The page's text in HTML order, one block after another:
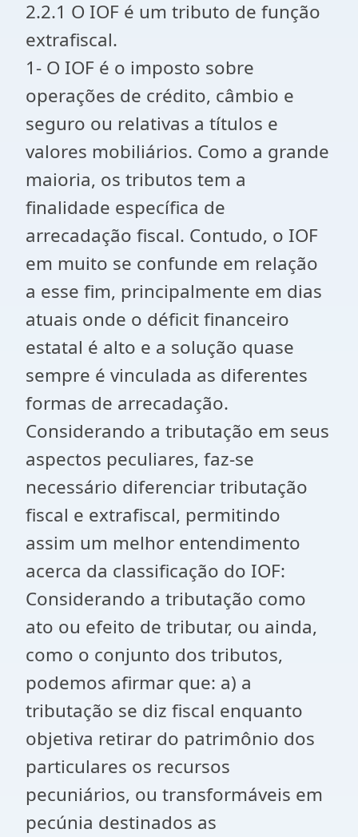
2.2.1 O IOF é um tributo de função
extrafiscal.
1- O IOF é o imposto sobre
operações de crédito, câmbio e
seguro ou relativas a títulos e
valores mobiliários. Como a grande
maioria, os tributos tem a
finalidade específica de
arrecadação fiscal. Contudo, o IOF
em muito se confunde em relação
a esse fim, principalmente em dias
atuais onde o déficit financeiro
estatal é alto e a solução quase
sempre é vinculada as diferentes
formas de arrecadação.
Considerando a tributação em seus
aspectos peculiares, faz-se
necessário diferenciar tributação
fiscal e extrafiscal, permitindo
assim um melhor entendimento
acerca da classificação do IOF:
Considerando a tributação como
ato ou efeito de tributar, ou ainda,
como o conjunto dos tributos,
podemos afirmar que: a) a
tributação se diz fiscal enquanto
objetiva retirar do patrimônio dos
particulares os recursos
pecuniários, ou transformáveis em
pecúnia destinados as